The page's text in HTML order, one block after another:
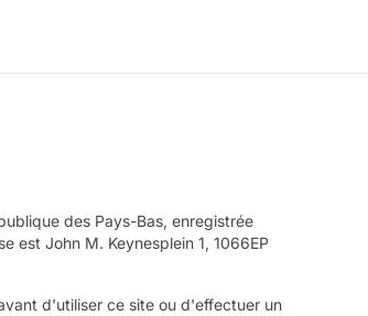
des Pays-Bas, enregistrée
est John M. Keynesplein 1, 1066EP
d'utiliser ce site ou d'effectuer un